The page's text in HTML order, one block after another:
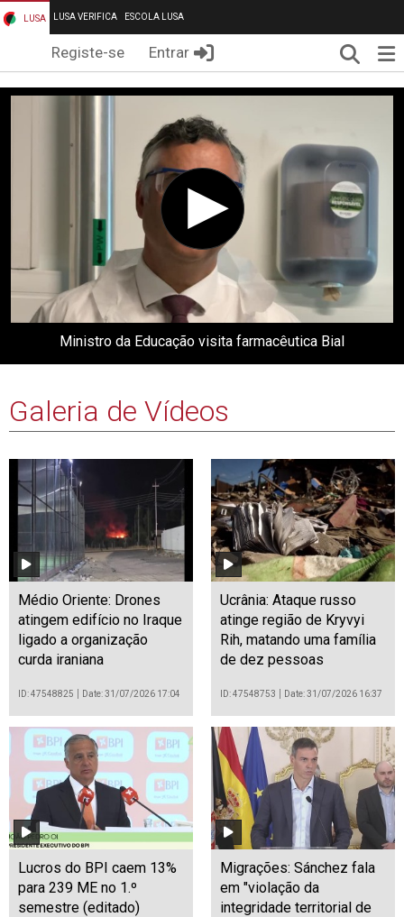
LUSA LUSA VERIFICA ESCOLA LUSA
Registe-se Entrar
Ministro da Educação visita farmacêutica Bial
Galeria de Vídeos
Médio Oriente: Drones
atingem edifício no Iraque
ligado a organização
curda iraniana
ID: 47548825 Date: 31/07/2026 17:04
Ucrânia: Ataque russo
atinge região de Kryvyi
Rih, matando uma família
de dez pessoas
ID: 47548753 Date: 31/07/2026 16:37
Lucros do BPI caem 13%
para 239 ME no 1.º
semestre (editado)
Migrações: Sánchez fala
em "violação da
integridade territorial de